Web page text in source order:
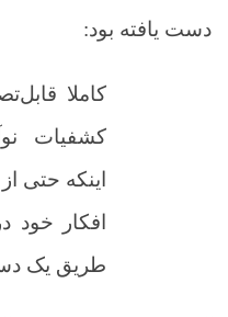
دست یافته بود:
کاملا
کشفیات
اینکه حتی
افکار خود
طریق یک